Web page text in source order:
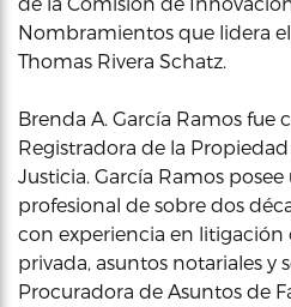
Nombramientos que lidera
Thomas Rivera Schatz.
Brenda A. García Ramos fue
Registradora de la
Justicia. García Ramos
profesional de sobre dos
con experiencia en litigación
privada, asuntos notariales y
Procuradora de Asuntos de